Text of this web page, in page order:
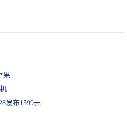
果
发布1599元